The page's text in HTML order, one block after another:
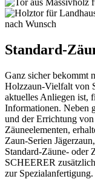
Standard-
Ganz sicher bekommt
Holzzaun-Vielfalt von
aktuelles Anliegen ist,
Informationen. Neben
und der Errichtung
Zäuneelementen,
Zaun-Serien
Standard-Zäune- oder
SCHEERER
zur Spezialanfertigung.